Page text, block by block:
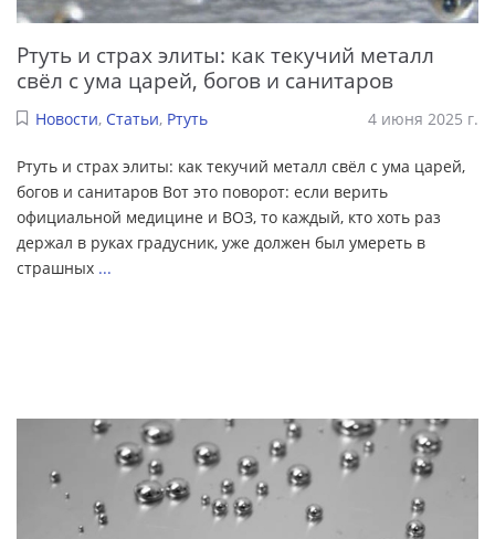
Ртуть и страх элиты: как текучий металл
свёл с ума царей, богов и санитаров
Новости, Статьи, Ртуть 4 июня 2025 г.
Ртуть и страх элиты: как текучий металл свёл с ума царей,
богов и санитаров Вот это поворот: если верить
официальной медицине и ВОЗ, то каждый, кто хоть раз
держал в руках градусник, уже должен был умереть в
страшных ...